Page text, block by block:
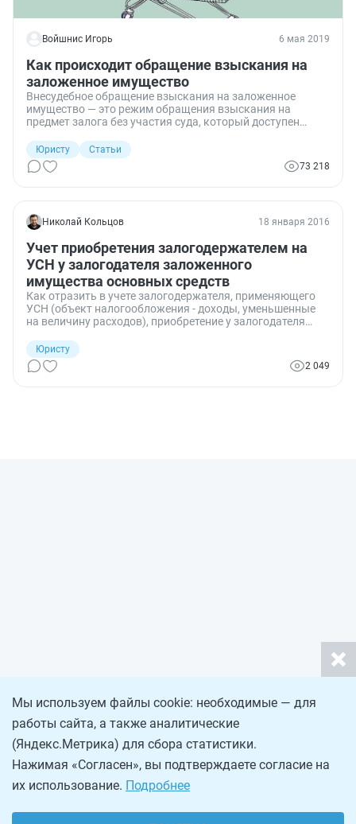
Войшнис Игорь 6 мая 2019
Как происходит обращение взыскания на
заложенное имущество
Внесудебное обращение взыскания на заложенное
имущество — это режим обращения взыскания на
предмет залога без участия суда, который доступен
есть случаи, когда действовать приходится только через
суд. Расскажем, как происходит такое обращение,
приведем образцы сопутствующих документов.
Юристу
Статьи
73 218
Николай Кольцов 18 января 2016
Учет приобретения залогодержателем на
УСН у залогодателя заложенного
имущества основных средств
Как отразить в учете залогодержателя, применяющего
УСН (объект налогообложения - доходы, уменьшенные
на величину расходов), приобретение у залогодателя
(ОС), не являющегося недвижимым имуществом) и зачет
обязательства по его оплате и требования к
залогодателю, обеспеченного залогом?
Юристу
2 049
Мы используем файлы cookie: необходимые — для
работы сайта, а также аналитические
(Яндекс.Метрика) для сбора статистики.
Нажимая «Согласен», вы подтверждаете согласие на
их использование. Подробнее